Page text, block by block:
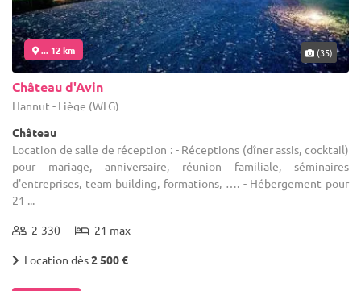
... 12 km (35)
Château d'Avin
Hannut - Liège (WLG)
Château
Location de salle de réception : - Réceptions (dîner assis, cocktail)
pour mariage, anniversaire, réunion familiale, séminaires
d'entreprises, team building, formations, …. - Hébergement pour
21 ...
2-330 21 max
Location dès2 500 €